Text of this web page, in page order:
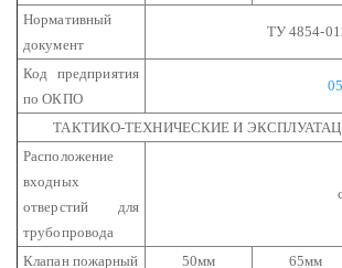
Нормативный
документ
ТУ 4854-
Код предприятия
по ОКПО
ТАКТИКО-ТЕХНИЧЕСКИЕ И
Расположение
входных
отверстий для
трубопровода
Клапан пожарный 50мм 65мм